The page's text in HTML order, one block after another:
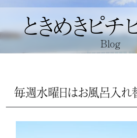
ときめきピチ
Blog
毎週水曜日はお風呂入れ